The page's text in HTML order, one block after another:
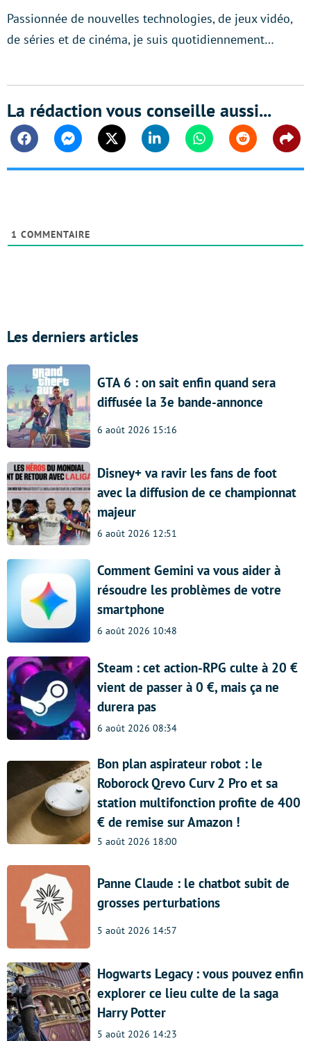
Passionnée de nouvelles technologies, de jeux vidéo,
de séries et de cinéma, je suis quotidiennement…
La rédaction vous conseille aussi...
FacebookMessengerTwitter Linkedin WhatsappReddit
1 COMMENTAIRE
Les derniers articles
GTA 6 : on sait enfin quand sera
diffusée la 3e bande-annonce
6 août 2026 15:16
Disney+ va ravir les fans de foot
avec la diffusion de ce championnat
majeur
6 août 2026 12:51
Comment Gemini va vous aider à
résoudre les problèmes de votre
smartphone
6 août 2026 10:48
Steam : cet action-RPG culte à 20 €
vient de passer à 0 €, mais ça ne
durera pas
6 août 2026 08:34
Bon plan aspirateur robot : le
Roborock Qrevo Curv 2 Pro et sa
station multifonction profite de 400
€ de remise sur Amazon !
5 août 2026 18:00
Panne Claude : le chatbot subit de
grosses perturbations
5 août 2026 14:57
Hogwarts Legacy : vous pouvez enfin
explorer ce lieu culte de la saga
Harry Potter
5 août 2026 14:23